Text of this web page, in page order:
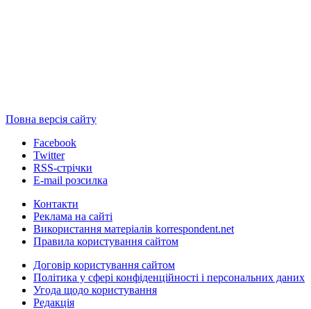
Повна версія сайту
Facebook
Twitter
RSS-стрічки
E-mail розсилка
Контакти
Реклама на сайті
Використання матеріалів korrespondent.net
Правила користування сайтом
Договір користування сайтом
Політика у сфері конфіденційності і персональних даних
Угода щодо користування
Редакція